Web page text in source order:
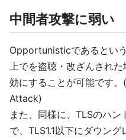
中間者攻撃に弱い
Opportunisticであるとい
上でを盗聴・改ざんされ
効にすることが可能です
Attack)
また、同様に、TLSのハン
で、TLS1.1以下にダウン